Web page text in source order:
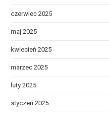
czerwiec 2025
maj 2025
kwiecień 2025
marzec 2025
luty 2025
styczeń 2025